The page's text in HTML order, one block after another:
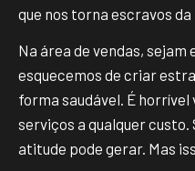
que nos torna escravos
Na área de vendas,
esquecemos de criar
forma saudável. É horrível
serviços a qualquer
atitude pode gerar. Mas